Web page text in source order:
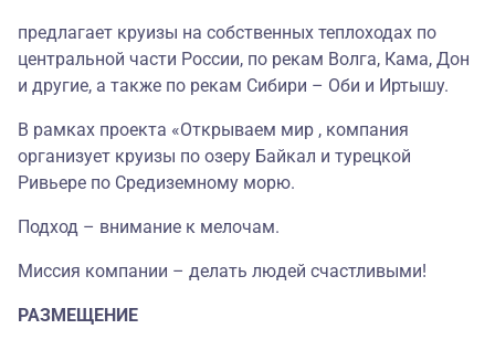
предлагает круизы на собственных теплоходах по
центральной части России, по рекам Волга, Кама, Дон
и другие, а также по рекам Сибири – Оби и Иртышу.
В рамках проекта «Открываем мир , компания
организует круизы по озеру Байкал и турецкой
Ривьере по Средиземному морю.
Подход – внимание к мелочам.
Миссия компании – делать людей счастливыми!
РАЗМЕЩЕНИЕ